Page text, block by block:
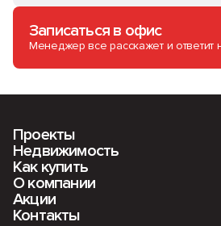
Записаться в офис
Менеджер все расскажет и ответит
Проекты
Мкр. Романовский. Ещё 4 дома
ПАНАМАСИТИ
Недвижимость
Квартиры
Машино-места
Как купить
Ипотека
О компании
О компании
Акции
Контакты